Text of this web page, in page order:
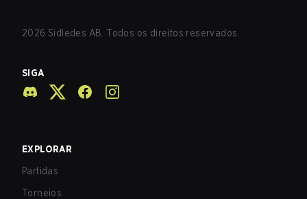
2026 Sidledes AB. Todos os direitos reservados.
SIGA
EXPLORAR
Partidas
Torneios